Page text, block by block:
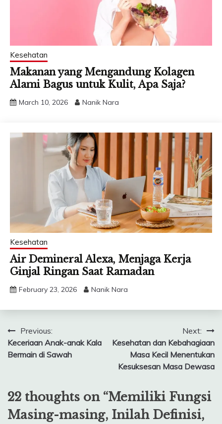
Kesehatan
Makanan yang Mengandung Kolagen
Alami Bagus untuk Kulit, Apa Saja?
March 10, 2026 Nanik Nara
Kesehatan
Air Demineral Alexa, Menjaga Kerja
Ginjal Ringan Saat Ramadan
February 23, 2026 Nanik Nara
Post
navigation
Previous:
Keceriaan Anak-anak Kala
Bermain di Sawah
Next:
Kesehatan dan Kebahagiaan
Masa Kecil Menentukan
Kesuksesan Masa Dewasa
22 thoughts on “Memiliki Fungsi
Masing-masing, Inilah Definisi,